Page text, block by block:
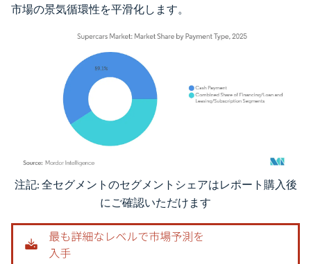
市場の景気循環性を平滑化します。
画像 © Mordor Intelligence。再利用にはCC BY 4.0の表示が必要です。
注記: 全セグメントのセグメントシェアはレポート購入後
にご確認いただけます